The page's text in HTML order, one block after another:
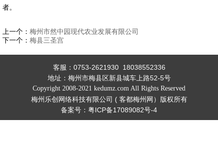
者。
上一个： 梅州市然中园现代农业发展有限公司
下一个： 梅县三圣宫
客服：0753-2621930 18038552336
地址： 梅州市梅县区新县城车上路52-5号
Copyright 2008-2021 kedumz.com All Rights Reserved
梅州乐创网络科技有限公司 ( 客都梅州网 ） 版权所有
备案号： 粤ICP备17089082号-4